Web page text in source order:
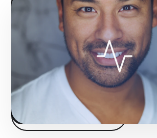
Construyes una máquina de
públicas y alcance que cultiva el
la confianza masiva en el
Fase 2:Despliegue operativo y
Iniciar proyecto